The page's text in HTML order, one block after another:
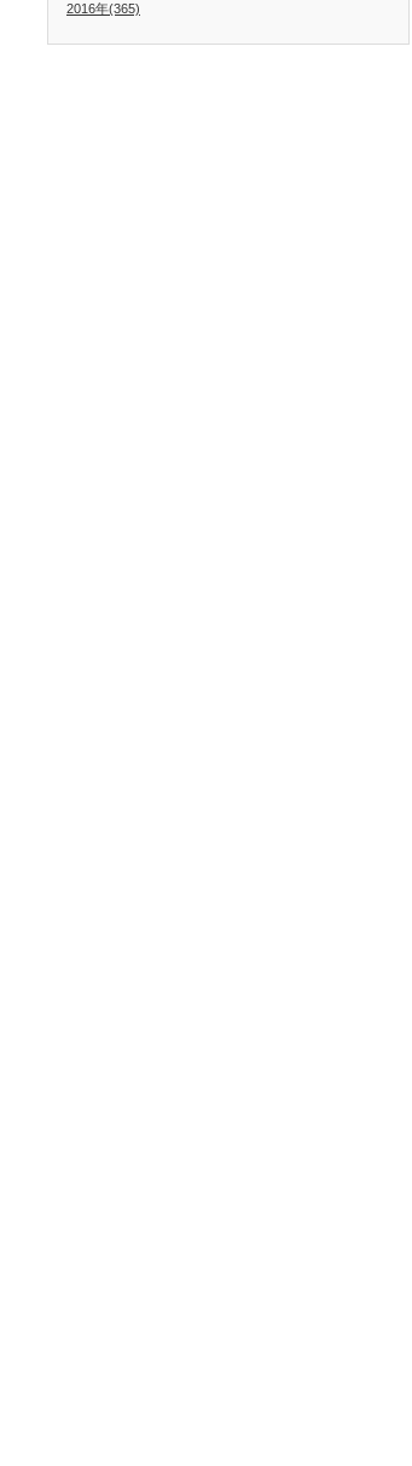
2016年(365)